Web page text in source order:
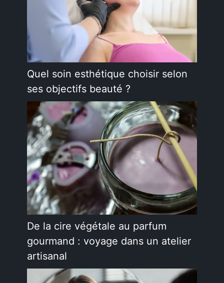
Quel soin esthétique choisir selon
ses objectifs beauté ?
De la cire végétale au parfum
gourmand : voyage dans un atelier
artisanal